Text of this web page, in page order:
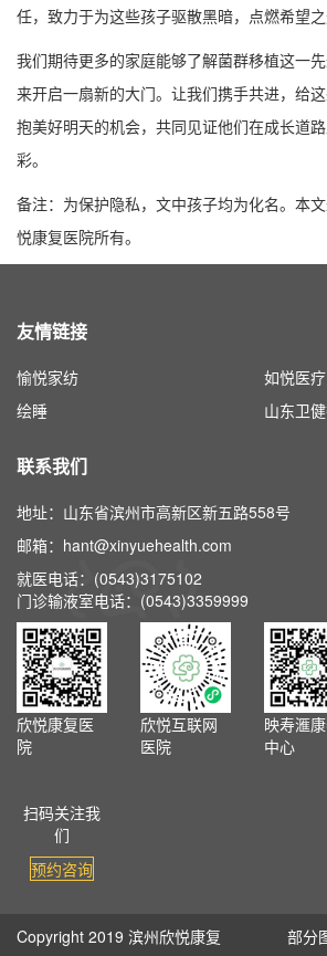
任，致力于为这些孩子驱散黑暗，点燃希望之
我们期待更多的家庭能够了解菌群移植这一
来开启一扇新的大门。让我们携手共进，给
抱美好明天的机会，共同见证他们在成长道
彩。
备注：为保护隐私，文中孩子均为化名。本
悦康复医院所有。
友情链接
愉悦家纺
如悦医疗
绘睡
山东卫
联系我们
地址：山东省滨州市高新区新五路558号
邮箱：hant@xinyuehealth.com
就医电话：(0543)3175102
门诊输液室电话：(0543)3359999
欣悦康复医
院
欣悦互联网
医院
映寿滙
中心
扫码关注我
们
预约咨询
Copyright 2019 滨州欣悦康复 部分